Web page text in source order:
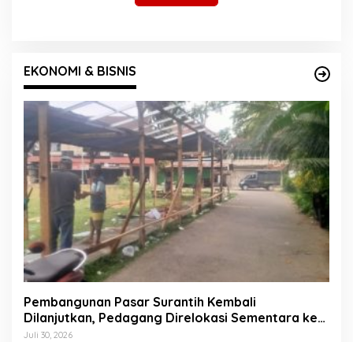
EKONOMI & BISNIS
Pembangunan Pasar Surantih Kembali
Dilanjutkan, Pedagang Direlokasi Sementara ke
Lapangan Gadih Basanai
Juli 30, 2026